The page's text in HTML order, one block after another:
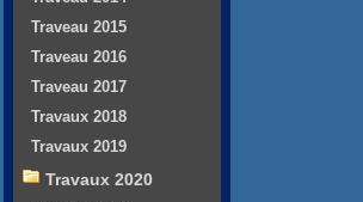
Traveau 2015
Traveau 2016
Traveau 2017
Travaux 2018
Travaux 2019
Travaux 2020